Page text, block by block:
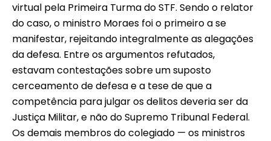
virtual pela Primeira Turma do STF. Sendo o relator
do caso, o ministro Moraes foi o primeiro a se
manifestar, rejeitando integralmente as alegações
da defesa. Entre os argumentos refutados,
estavam contestações sobre um suposto
cerceamento de defesa e a tese de que a
competência para julgar os delitos deveria ser da
Justiça Militar, e não do Supremo Tribunal Federal.
Os demais membros do colegiado — os ministros